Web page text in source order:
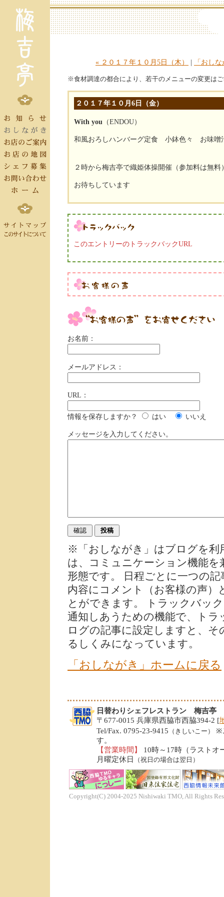
« ２０１７年１０月5日（木） | 「おし
※食材調達の都合により、若干のメニューの変更は
２０１７年１０月6日（金）
With you （ENDOU）
和風おろしハンバーグ定食 小鉢色々 お味
２時から梅吉亭で織姫体操開催（参加料は無料
お待ちしています
このエントリーのトラックバックURL
お名前：
メールアドレス：
URL：
情報を保存しますか？ はい いいえ
メッセージを入力してください。
※「おしながき」はブログを利
は、コミュニケーション機能
形態です。 日程ごとに一つの
内容にコメント（お客様の声
とができます。 トラックバッ
通知しあうための機能で、ト
ログの記事に設定しますと、
るしくみになっています。
「おしながき」ホームに戻る
日替わりシェフレストラン 梅吉亭
〒677-0015 兵庫県西脇市西脇394-2 [
Tel/Fax. 0795-23-9415 （きしいこー）
※
す。
【営業時間】
10時～17時（ラストオ
月曜定休日
（祝日の場合は翌日）
Copyright(C) 2004-2025 Nishiwaki TMO, All Rights